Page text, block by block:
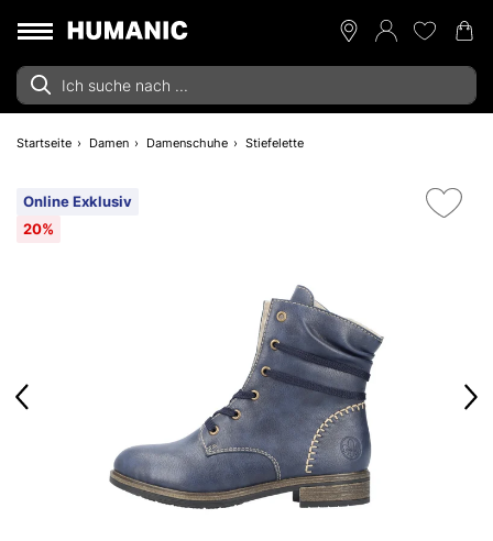
Startseite Damen Damenschuhe Stiefelette
Online Exklusiv
20%